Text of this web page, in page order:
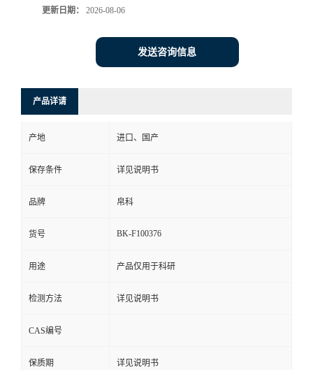
更新日期： 2026-08-06
发送咨询信息
产品详请
产地 进口、国产
保存条件 详见说明书
品牌 帛科
货号 BK-F100376
用途 产品仅用于科研
检测方法 详见说明书
CAS编号
保质期 详见说明书